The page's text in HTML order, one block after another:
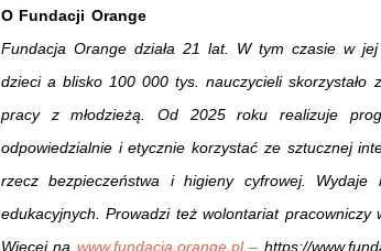
O Fundacji Orange
Fundacja Orange działa 21 lat. W tym czasie w jej
dzieci a blisko 100 000 tys. nauczycieli
pracy z młodzieżą. Od 2025 roku realizuje
odpowiedzialnie i etycznie korzystać ze sztucznej
rzecz bezpieczeństwa i higieny cyfrowej.
edukacyjnych. Prowadzi też wolontariat pracowniczy
Więcej na www.fundacja.orange.pl – https://